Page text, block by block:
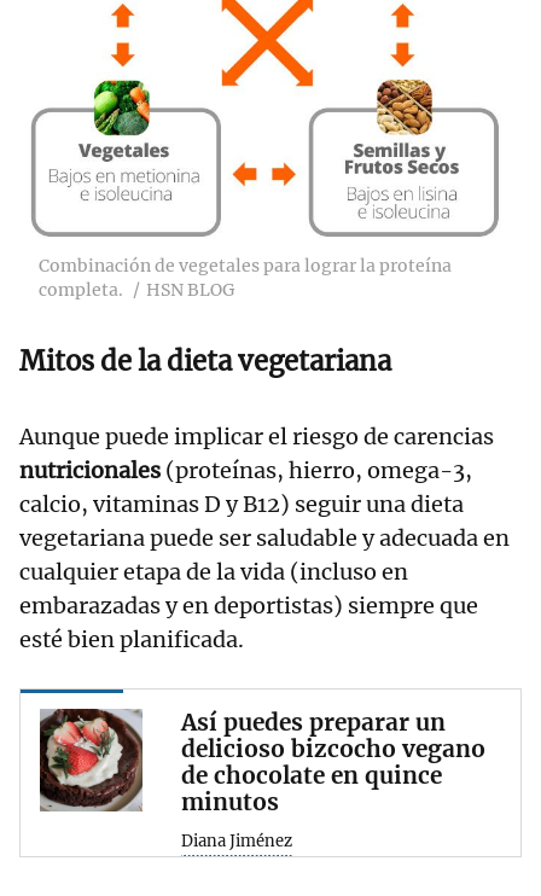
Combinación de vegetales para lograr la proteína
completa.
HSN BLOG
Mitos de la dieta vegetariana
Aunque puede implicar el riesgo de carencias
nutricionales (proteínas, hierro, omega-3,
calcio, vitaminas D y B12) seguir una dieta
vegetariana puede ser saludable y adecuada en
cualquier etapa de la vida (incluso en
embarazadas y en deportistas) siempre que
esté bien planificada.
Así puedes preparar un
delicioso bizcocho vegano
de chocolate en quince
minutos
Diana Jiménez